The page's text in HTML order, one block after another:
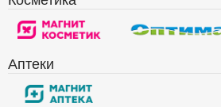
Аптеки